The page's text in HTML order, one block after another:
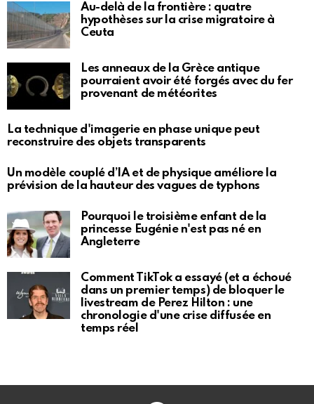
Au-delà de la frontière : quatre
hypothèses sur la crise migratoire à
Ceuta
Les anneaux de la Grèce antique
pourraient avoir été forgés avec du fer
provenant de météorites
La technique d'imagerie en phase unique peut
reconstruire des objets transparents
Un modèle couplé d’IA et de physique améliore la
prévision de la hauteur des vagues de typhons
Pourquoi le troisième enfant de la
princesse Eugénie n'est pas né en
Angleterre
Comment TikTok a essayé (et a échoué
dans un premier temps) de bloquer le
livestream de Perez Hilton : une
chronologie d'une crise diffusée en
temps réel